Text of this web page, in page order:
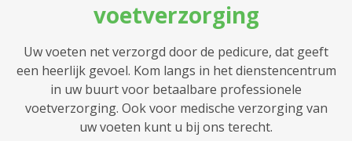
voetverzorging
Uw voeten net verzorgd door de pedicure, dat geeft
een heerlijk gevoel. Kom langs in het dienstencentrum
in uw buurt voor betaalbare professionele
voetverzorging. Ook voor medische verzorging van
uw voeten kunt u bij ons terecht.